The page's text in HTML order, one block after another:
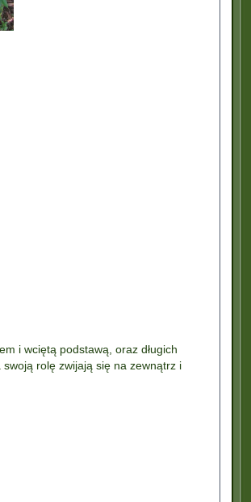
i wciętą podstawą, oraz długich
rolę zwijają się na zewnątrz i